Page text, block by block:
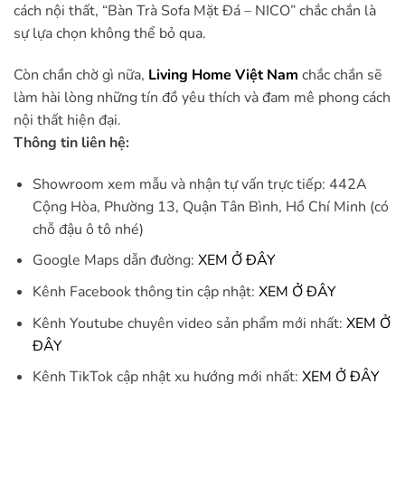
cách nội thất, “Bàn Trà Sofa Mặt Đá – NICO” chắc chắn là
sự lựa chọn không thể bỏ qua.
Còn chần chờ gì nữa, Living Home Việt Nam chắc chắn sẽ
làm hài lòng những tín đồ yêu thích và đam mê phong cách
nội thất hiện đại.
Thông tin liên hệ:
Showroom xem mẫu và nhận tự vấn trực tiếp: 442A
Cộng Hòa, Phường 13, Quận Tân Bình, Hồ Chí Minh (có
chỗ đậu ô tô nhé)
Google Maps dẫn đường: XEM Ở ĐÂY
Kênh Facebook thông tin cập nhật: XEM Ở ĐÂY
Kênh Youtube chuyên video sản phẩm mới nhất: XEM Ở
ĐÂY
Kênh TikTok cập nhật xu hướng mới nhất: XEM Ở ĐÂY